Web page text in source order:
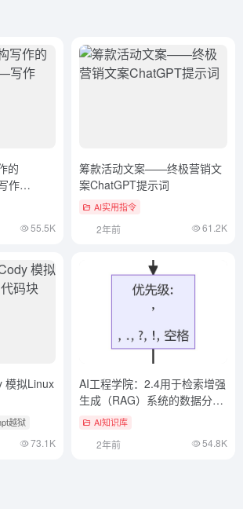
的
作
55.5K
筹款活动文案——终极营销文
案ChatGPT提示词
AI实用指令
2年前 61.2K
模拟Linux
越狱
73.1K
AI工程学院：2.4用于检索增强
生成（RAG）系统的数据分块
技术AI知识库
2年前 54.8K